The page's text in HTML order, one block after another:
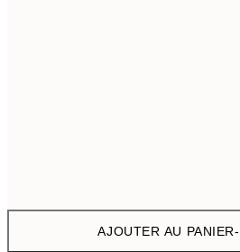
AJOUTER AU PANIER-